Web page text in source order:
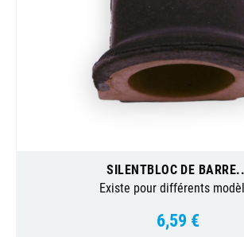
SILENTBLOC DE
Existe pour différents
Prix
6,59 €